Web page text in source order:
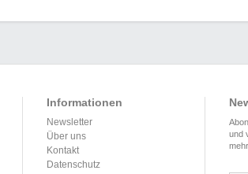
Informationen
Newsletter
Über uns
Kontakt
Datenschutz
und